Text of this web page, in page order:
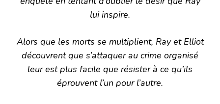
lui inspire.
Alors que les morts se multiplient, Ray et Elliot
découvrent que s’attaquer au crime organisé
leur est plus facile que résister à ce qu’ils
éprouvent l’un pour l’autre.